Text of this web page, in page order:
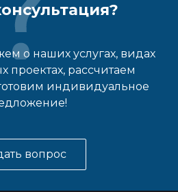
о наших услугах, видах
проектах, рассчитаем
индивидуальное
вопрос